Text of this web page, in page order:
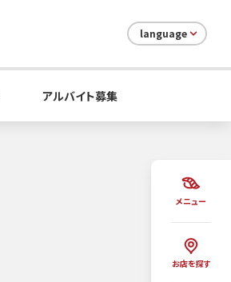
メニュー
お店を探す
language
アルバイト募集